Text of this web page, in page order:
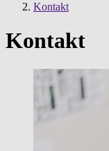
Kontakt
Kontakt